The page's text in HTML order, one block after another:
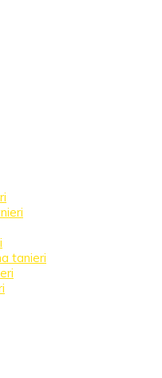
tanieri